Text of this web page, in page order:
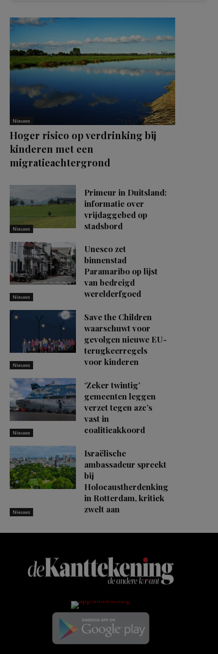
Nieuws
Hoger risico op verdrinking bij
kinderen met een
migratieachtergrond
Nieuws
Primeur in Duitsland:
informatie over
vrijdaggebed op
stadsbord
Nieuws
Unesco zet
binnenstad
Paramaribo op lijst
van bedreigd
werelderfgoed
Nieuws
Save the Children
waarschuwt voor
gevolgen nieuwe EU-
terugkeerregels
voor kinderen
Nieuws
‘Zeker twintig’
gemeenten leggen
verzet tegen azc’s
vast in
coalitieakkoord
Nieuws
Israëlische
ambassadeur spreekt
bij
Holocaustherdenking
in Rotterdam, kritiek
zwelt aan